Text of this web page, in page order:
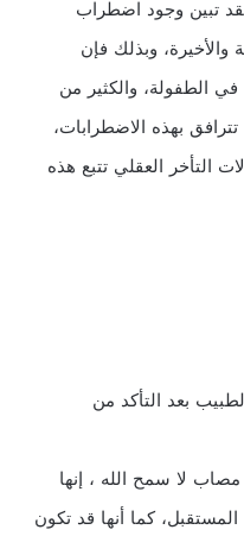
تبين وجود اضطراب
والأخيرة، وبذلك فإن
في الطفولة، والكثير من
البدئي تترافق بهذه الاضطرابات،
يكون سبب ذلك هذه الآفات، وكذلك فإن (20%) من حالات التأخر العقلي تتبع هذه
بعد التأكد من
لا سمح الله ، إنها
كما أنها قد تكون